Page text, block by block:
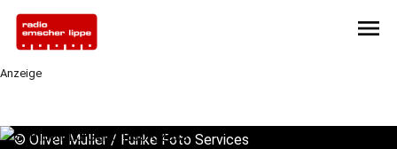
menu
Anzeige
© Oliver Müller / Funke Foto Services